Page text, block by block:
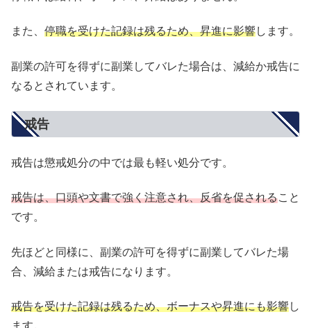
また、 停職を受けた記録は残るため、昇進に影響します。
副業の許可を得ずに副業してバレた場合は、減給か戒告に
なるとされています。
戒告
戒告は懲戒処分の中では最も軽い処分です。
戒告は、口頭や文書で強く注意され、反省を促されること
です。
先ほどと同様に、副業の許可を得ずに副業してバレた場
合、減給または戒告になります。
戒告を受けた記録は残るため、ボーナスや昇進にも影響し